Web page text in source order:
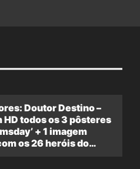
Doutor Destino –
HD todos os 3 pôsteres
+ 1 imagem
os 26 heróis do